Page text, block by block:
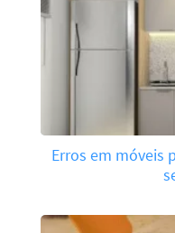
Erros em móveis